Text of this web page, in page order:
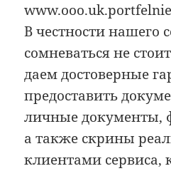
В честности нашего
сомневаться не
даем достоверные
предоставить
личные документы,
а также скрины
клиентами сервиса,